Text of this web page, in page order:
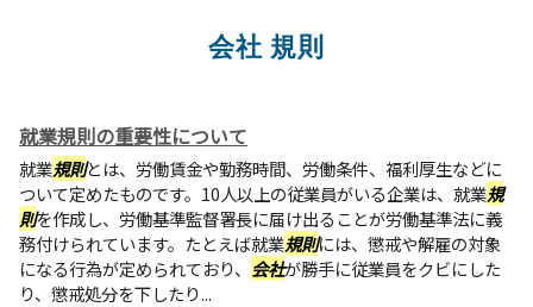
会社 規則
就業規則の重要性について
就業規則とは、労働賃金や勤務時間、労働条件、福利厚生などに
ついて定めたものです。10人以上の従業員がいる企業は、就業規
則を作成し、労働基準監督署長に届け出ることが労働基準法に義
務付けられています。たとえば就業規則には、懲戒や解雇の対象
になる行為が定められており、 会社が勝手に従業員をクビにした
り、懲戒処分を下したり...